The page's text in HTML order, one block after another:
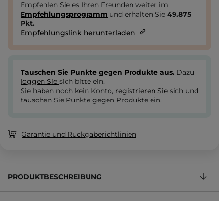
Empfehlen Sie es Ihren Freunden weiter im
Empfehlungsprogramm und erhalten Sie 49.875
Pkt.
Empfehlungslink herunterladen
Tauschen Sie Punkte gegen Produkte aus. Dazu
loggen Sie sich bitte ein.
Sie haben noch kein Konto, registrieren Sie sich und
tauschen Sie Punkte gegen Produkte ein.
Garantie und Rückgaberichtlinien
PRODUKTBESCHREIBUNG